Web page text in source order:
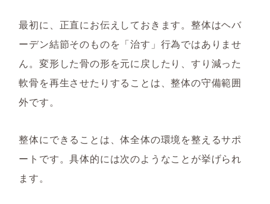
最初に、正直にお伝えしておきます。整体はヘバ
ーデン結節そのものを「治す」行為ではありませ
ん。変形した骨の形を元に戻したり、すり減った
軟骨を再生させたりすることは、整体の守備範囲
外です。
整体にできることは、体全体の環境を整えるサポ
ートです。具体的には次のようなことが挙げられ
ます。